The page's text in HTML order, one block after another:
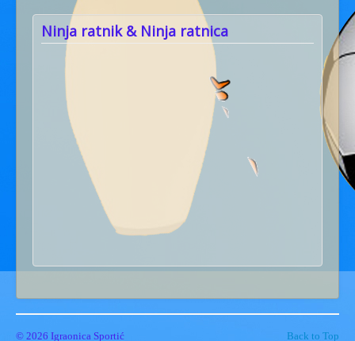
Ninja ratnik & Ninja ratnica
Back to Top
© 2026 Igraonica Sportić